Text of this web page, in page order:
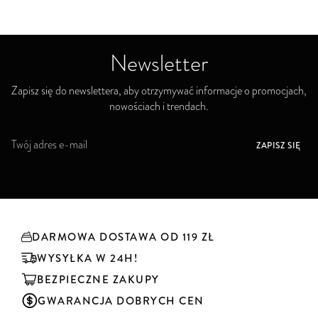
Newsletter
Zapisz się do newslettera, aby otrzymywać informacje o promocjach,
nowościach i trendach.
S
k
ZAPISZ SIĘ
DARMOWA DOSTAWA OD 119 ZŁ
WYSYŁKA W 24H!
BEZPIECZNE ZAKUPY
GWARANCJA DOBRYCH CEN